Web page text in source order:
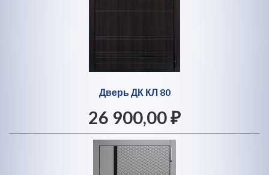
Дверь ДК КЛ 80
26 900,00 ₽